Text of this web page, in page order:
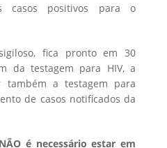
casos positivos para o
fica pronto em 30
da testagem para HIV, a
também a testagem para
de casos notificados da
é necessário estar em